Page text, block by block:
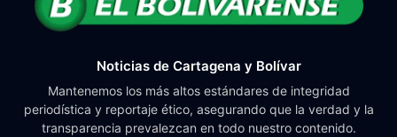
Noticias de Cartagena y Bolívar
Mantenemos los más altos estándares de integridad
periodística y reportaje ético, asegurando que la verdad y la
transparencia prevalezcan en todo nuestro contenido.